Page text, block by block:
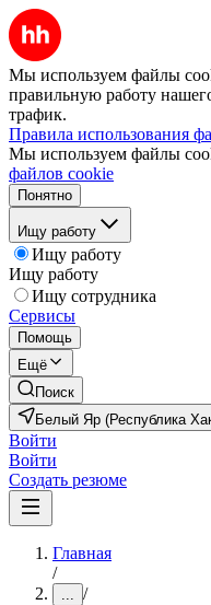
Мы используем файлы
правильную работу
трафик.
Правила использования
Мы используем файлы
файлов cookie
Понятно
Ищу работу
Ищу работу
Ищу работу
Ищу сотрудника
Сервисы
Помощь
Ещё
Поиск
Белый Яр (Республика
Войти
Войти
Создать резюме
Главная
/
... /